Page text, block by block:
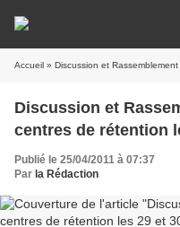
Accueil » Discussion et Rassemblement
Discussion et
centres de rétention
Publié le 25/04/2011 à 07:37
Par la Rédaction